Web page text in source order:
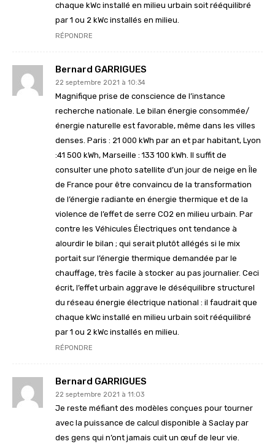
chaque kWc installé en milieu urbain soit rééquilibré
par 1 ou 2 kWc installés en milieu.
RÉPONDRE
Bernard GARRIGUES
22 septembre 2021 à 10:34
Magnifique prise de conscience de l’instance
recherche nationale. Le bilan énergie consommée/
énergie naturelle est favorable, même dans les villes
denses. Paris : 21 000 kWh par an et par habitant, Lyon
:41 500 kWh, Marseille : 133 100 kWh. Il suffit de
consulter une photo satellite d’un jour de neige en Île
de France pour être convaincu de la transformation
de l’énergie radiante en énergie thermique et de la
violence de l’effet de serre CO2 en milieu urbain. Par
contre les Véhicules Électriques ont tendance à
alourdir le bilan ; qui serait plutôt allégés si le mix
portait sur l’énergie thermique demandée par le
chauffage, très facile à stocker au pas journalier. Ceci
écrit, l’effet urbain aggrave le déséquilibre structurel
du réseau énergie électrique national : il faudrait que
chaque kWc installé en milieu urbain soit rééquilibré
par 1 ou 2 kWc installés en milieu.
RÉPONDRE
Bernard GARRIGUES
22 septembre 2021 à 11:03
Je reste méfiant des modèles conçues pour tourner
avec la puissance de calcul disponible à Saclay par
des gens qui n’ont jamais cuit un œuf de leur vie.